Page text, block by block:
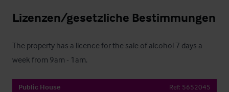
Lizenzen/gesetzliche Bestimmungen
The property has a licence for the sale of alcohol 7 days a
week from 9am - 1am.
Public House Ref: 5652045